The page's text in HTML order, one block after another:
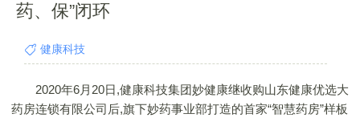
药、保”闭环
健康科技
2020年6月20日,健康科技集团妙健康继收购山东健康优选大
药房连锁有限公司后,旗下妙药事业部打造的首家“智慧药房”样板